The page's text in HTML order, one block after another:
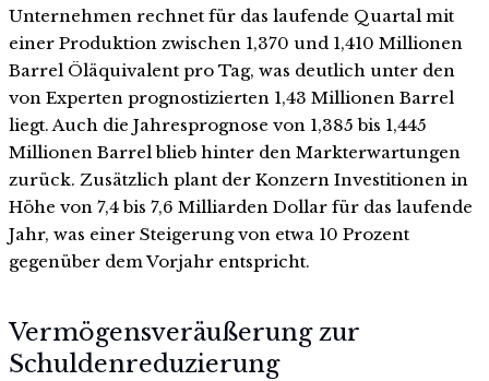
Unternehmen rechnet für das laufende Quartal mit
einer Produktion zwischen 1,370 und 1,410 Millionen
Barrel Öläquivalent pro Tag, was deutlich unter den
von Experten prognostizierten 1,43 Millionen Barrel
liegt. Auch die Jahresprognose von 1,385 bis 1,445
Millionen Barrel blieb hinter den Markterwartungen
zurück. Zusätzlich plant der Konzern Investitionen in
Höhe von 7,4 bis 7,6 Milliarden Dollar für das laufende
Jahr, was einer Steigerung von etwa 10 Prozent
gegenüber dem Vorjahr entspricht.
Vermögensveräußerung zur
Schuldenreduzierung